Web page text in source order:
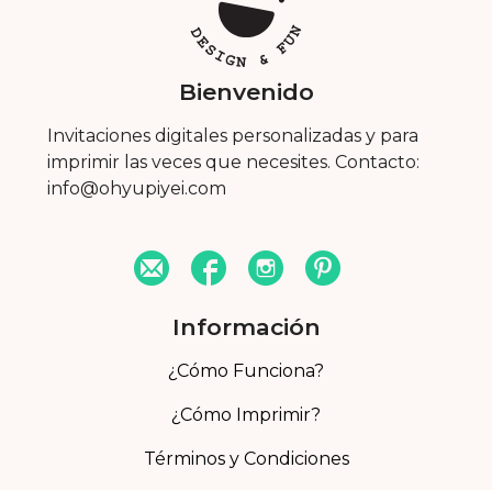
Bienvenido
Invitaciones digitales personalizadas y para
imprimir las veces que necesites. Contacto:
info@ohyupiyei.com
Información
¿Cómo Funciona?
¿Cómo Imprimir?
Términos y Condiciones